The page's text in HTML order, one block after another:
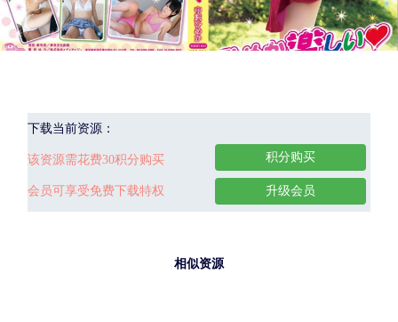
下载当前资源：
该资源需花费30积分购买
会员可享受免费下载特权
积分购买
升级会员
相似资源